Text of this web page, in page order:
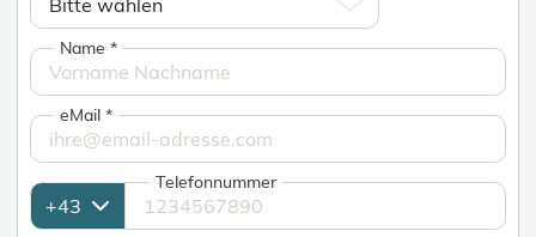
Name*
eMail*
Telefonnummer